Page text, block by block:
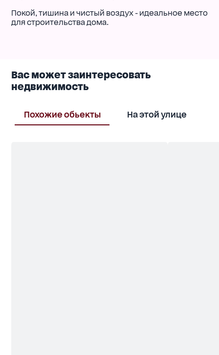
Покой, тишина и чистый воздух - идеальное место
для строительства дома.
Вас может заинтересовать
недвижимость
Похожие обьекты На этой улице